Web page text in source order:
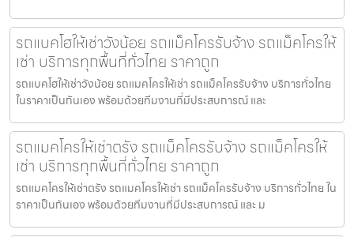
รถแบคโฮให้เช่าวังน้อย รถแม็คโครรับจ้าง รถแม็คโครให้
เช่า บริการทุกพื้นที่ทั่วไทย ราคาถูก
รถแบคโฮให้เช่าวังน้อย รถแมคโครให้เช่า รถแม็คโครรับจ้าง บริการทั่วไทย
ในราคาเป็นกันเอง พร้อมด้วยทีมงานที่มีประสบการณ์ และ
รถแมคโครให้เช่าตรัง รถแม็คโครรับจ้าง รถแม็คโครให้
เช่า บริการทุกพื้นที่ทั่วไทย ราคาถูก
รถแมคโครให้เช่าตรัง รถแมคโครให้เช่า รถแม็คโครรับจ้าง บริการทั่วไทย ใน
ราคาเป็นกันเอง พร้อมด้วยทีมงานที่มีประสบการณ์ และ ม